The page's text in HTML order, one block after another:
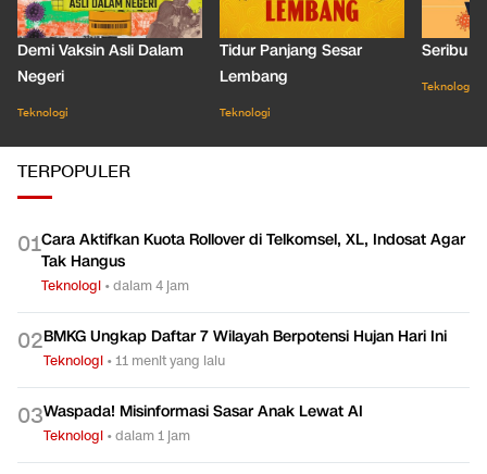
Demi Vaksin Asli Dalam
Negeri
Teknologi
Tidur Panjang Sesar
Lembang
Teknologi
Seribu
Teknologi
TERPOPULER
01Cara Aktifkan Kuota Rollover di Telkomsel, XL, Indosat Agar
Tak Hangus
Teknologi •dalam 4 jam
02BMKG Ungkap Daftar 7 Wilayah Berpotensi Hujan Hari Ini
Teknologi •11 menit yang lalu
03Waspada! Misinformasi Sasar Anak Lewat AI
Teknologi •dalam 1 jam